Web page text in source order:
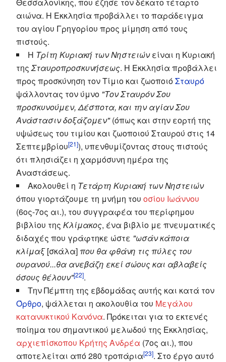
αιώνα. Η Εκκλησία προβάλλει το παράδειγμα
του αγίου Γρηγορίου προς μίμηση από τους
πιστούς.
Η Τρίτη Κυριακή των Νηστειώνείναι η Κυριακή
της Σταυροπροσκυνήσεως. Η Εκκλησία προβάλλει
προς προσκύνηση τον Τίμιο και ζωοποιόΣταυρό
ψάλλοντας τον ύμνο "Τον Σταυρόν Σου
προσκυνούμεν, Δέσποτα, και την αγίαν Σου
Ανάστασιν δοξάζομεν"(όπως και στην εορτή της
υψώσεως του τιμίου και ζωοποιού Σταυρού στις 14
Σεπτεμβρίου[21]), υπενθυμίζοντας στους πιστούς
ότι πλησιάζει η χαρμόσυνη ημέρα της
Αναστάσεως.
Ακολουθεί η Τετάρτη Κυριακή των Νηστειών
όπου γιορτάζουμε τη μνήμη του οσίου Ιωάννου
(6ος-7ος αι.), του συγγραφέα του περίφημου
βιβλίου της Κλίμακος, ένα βιβλίο με πνευματικές
διδαχές που γράφτηκε ώστε "ωσάν κάποια
κλίμαξ[σκάλα] που θα φθάνη τις πύλες του
ουρανού...θα ανεβάζη εκεί σώους και αβλαβείς
όσους θέλουν"[22].
Την Πέμπτη της εβδομάδας αυτής και κατά τον
Όρθρο, ψάλλεται η ακολουθία του Μεγάλου
κατανυκτικού Κανόνα. Πρόκειται για το εκτενές
ποίημα του σημαντικού μελωδού της Εκκλησίας,
αρχιεπίσκοπου Κρήτης Ανδρέα (7ος αι.), που
αποτελείται από 280 τροπάρια[23]. Στο έργο αυτό